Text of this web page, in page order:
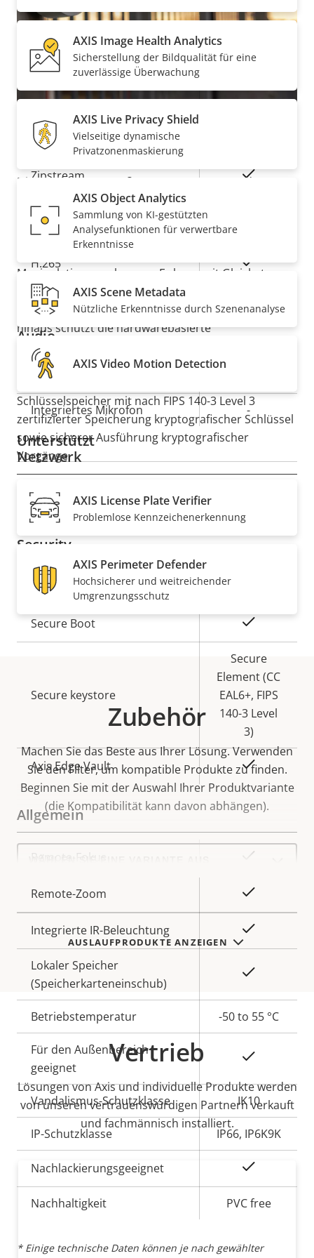
Robust mit hoher Sicherheit
Diese robuste, gemäß IK10, IP66, IP6K9K und
zertifizierte und für den Außenbereich geeignete
Kamera ist vandalismusgeschützt und stoßfest. Sie
hat einen Betriebstemperaturbereich von -50 °C bis
Manipulationen erkennen. Er kann mit Gleichstrom
und PoE betrieben werden, um die
Leistungsredundanz zu gewährleisten. Darüber
hinaus schützt die hardwarebasierte
Cybersicherheitsplattform
sowie vertrauliche Informationen vor unbefugtem
Zugriff. Sie bietet auch einen sicheren
Schlüsselspeicher mit nach FIPS 140-3 Level 3
zertifizierter Speicherung kryptografischer Schlüssel
sowie sicherer Ausführung kryptografischer
Vorgänge.
Schwenken/Neigen/Zoomen
Komprimierung
Eigentumsbeschreibung Eigentumswert
Zipstream Ja
H.264
High, Main
H.265 Ja
AV1
Audio
Eigentumsbeschreibung
Audiounterstützung
Integriertes Mikrofon -
Netzwerk
Eigentumsbeschreibung Eigentumswert
PoE-Klasse
Security
Eigentumsbeschreibung Eigentumswert
Signiertes OS
Secure Boot
Secure keystore
Secure
Element (CC
EAL6+, FIPS
140-3 Level
3)
Axis Edge Vault Ja
Allgemein
Eigentumsbeschreibung Eigentumswert
Remote-Fokus
Remote-Zoom
Integrierte IR-Beleuchtung
Lokaler Speicher
(Speicherkarteneinschub)
Betriebstemperatur -50 to 55 °C
Für den Außenbereich
geeignet
Vandalismus-Schutzklasse IK10
IP-Schutzklasse IP66, IP6K9K
Nachlackierungsgeeignet
Nachhaltigkeit PVC free
* Einige technische Daten können je nach gewählter
AXIS Image Health Analytics
Sicherstellung der Bildqualität für eine
zuverlässige Überwachung
AXIS Live Privacy Shield
Vielseitige dynamische
Privatzonenmaskierung
AXIS Object Analytics
Sammlung von KI-gestützten
Analysefunktionen für verwertbare
Erkenntnisse
AXIS Scene Metadata
Nützliche Erkenntnisse durch Szenenanalyse
AXIS Video Motion Detection
Unterstützt
AXIS License Plate Verifier
Problemlose Kennzeichenerkennung
AXIS Perimeter Defender
Hochsicherer und weitreichender
Umgrenzungsschutz
Zubehör
Machen Sie das Beste aus Ihrer Lösung. Verwenden
Sie den Filter, um kompatible Produkte zu finden.
Beginnen Sie mit der Auswahl Ihrer Produktvariante
(die Kompatibilität kann davon abhängen).
Select
variant:
AUSLAUFPRODUKTE ANZEIGEN
Vertrieb
Lösungen von Axis und individuelle Produkte werden
von unseren vertrauenswürdigen Partnern verkauft
und fachmännisch installiert.